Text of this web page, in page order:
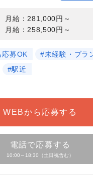
給：281,000円～
給：258,500円～
応募OK
#未経験・ブラ
#駅近
WEBから応募する
電話で応募する
10:00～18:30（土日祝含む）